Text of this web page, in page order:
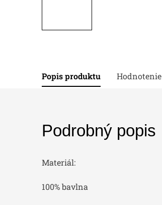
Popis produktu Hodnotenie
Podrobný popis
Materiál:
100% bavlna